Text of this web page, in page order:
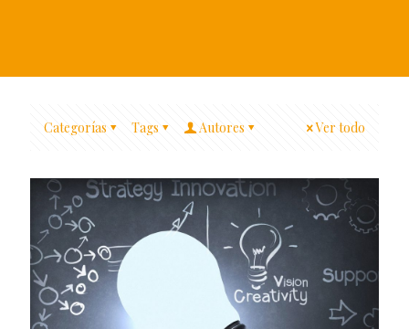
Categorías Tags Autores Ver todo